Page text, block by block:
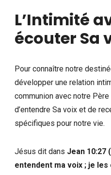
L’Intimité
écouter Sa
Pour connaître notre
développer une relation
communion avec notre
d’entendre Sa voix et de
spécifiques pour notre vie.
Jésus dit dans Jean 10:27
entendent ma voix ; je